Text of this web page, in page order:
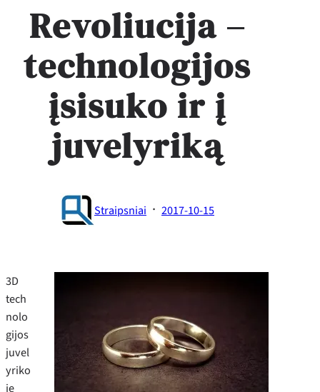
Revoliucija –
technologijos
įsisuko ir į
juvelyriką
Straipsniai · 2017-10-15
3D
tech
nolo
gijos
juvel
yriko
je